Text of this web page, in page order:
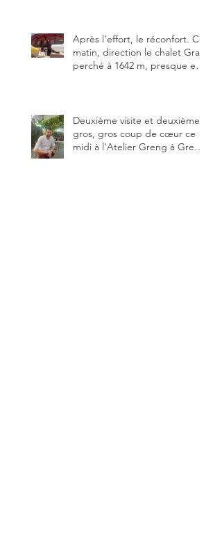
Après l’effort, le réconfort. Ce
matin, direction le chalet Grat
perché à 1642 m, presque en
de plaisir.
Deuxième visite et deuxième
gros, gros coup de cœur ce
midi à l'Atelier Greng à Greng